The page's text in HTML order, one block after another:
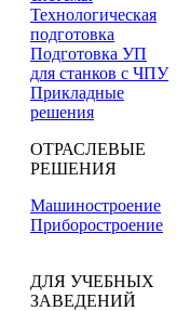
Технологическая
подготовка
Подготовка УП
для станков с ЧПУ
Прикладные
решения
ОТРАСЛЕВЫЕ
РЕШЕНИЯ
Машиностроение
Приборостроение
ДЛЯ УЧЕБНЫХ
ЗАВЕДЕНИЙ